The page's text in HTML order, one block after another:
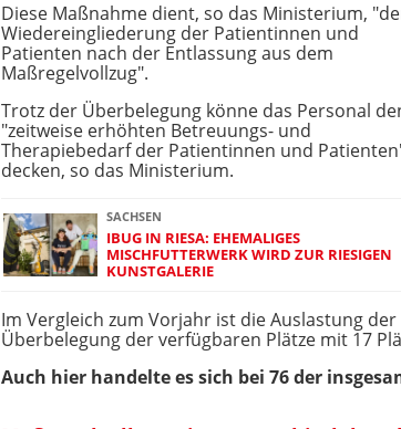
Diese Maßnahme dient, so das Ministerium,
Wiedereingliederung der Patientinnen und
Patienten nach der Entlassung aus dem
Maßregelvollzug".
Trotz der Überbelegung könne das Personal
"zeitweise erhöhten Betreuungs- und
Therapiebedarf der Patientinnen und
decken, so das Ministerium.
SACHSEN
IBUG IN RIESA: EHEMALIGES
MISCHFUTTERWERK WIRD ZUR RIESIGEN
KUNSTGALERIE
Im Vergleich zum Vorjahr ist die Auslastung
Überbelegung der verfügbaren Plätze mit 17
Auch hier handelte es sich bei 76 der